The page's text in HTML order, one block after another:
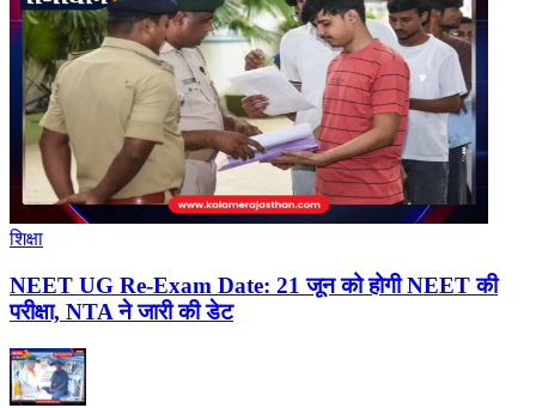
शिक्षा
NEET UG Re-Exam Date: 21 जून को होगी NEET की
परीक्षा, NTA ने जारी की डेट